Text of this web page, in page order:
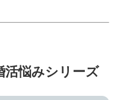
活悩みシリーズ